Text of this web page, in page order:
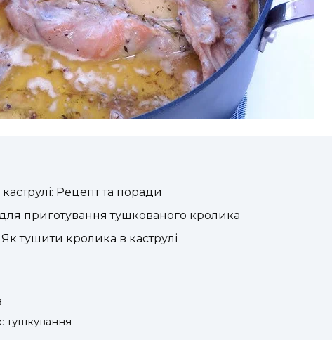
Рецепт та поради
приготування тушкованого кролика
тушити кролика в каструлі
тушкування